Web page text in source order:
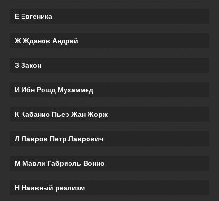
Е Евгеника
Ж Жданов Андрей
З Закон
И Ибн Рошд Мухаммед
К Кабанис Пьер Жан Жорж
Л Лавров Петр Лаврович
М Мавли Габриэль Вонно
Н Наивный реализм